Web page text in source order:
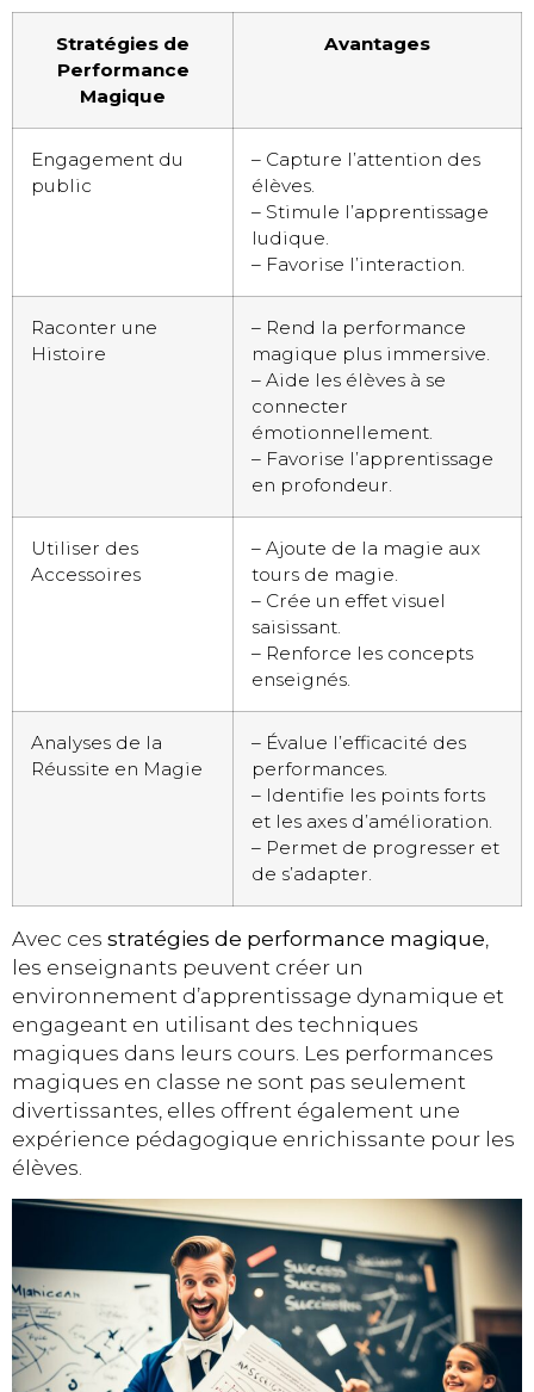
Stratégies de
Performance
Magique
Avantages
Engagement du
public
– Capture l’attention des
élèves.
– Stimule l’apprentissage
ludique.
– Favorise l’interaction.
Raconter une
Histoire
– Rend la performance
magique plus immersive.
– Aide les élèves à se
connecter
émotionnellement.
– Favorise l’apprentissage
en profondeur.
Utiliser des
Accessoires
– Ajoute de la magie aux
tours de magie.
– Crée un effet visuel
saisissant.
– Renforce les concepts
enseignés.
Analyses de la
Réussite en Magie
– Évalue l’efficacité des
performances.
– Identifie les points forts
et les axes d’amélioration.
– Permet de progresser et
de s’adapter.
Avec ces stratégies de performance magique
les enseignants peuvent créer un
environnement d’apprentissage dynamique et
engageant en utilisant des techniques
magiques dans leurs cours. Les performances
magiques en classe ne sont pas seulement
divertissantes, elles offrent également une
expérience pédagogique enrichissante pour les
élèves.